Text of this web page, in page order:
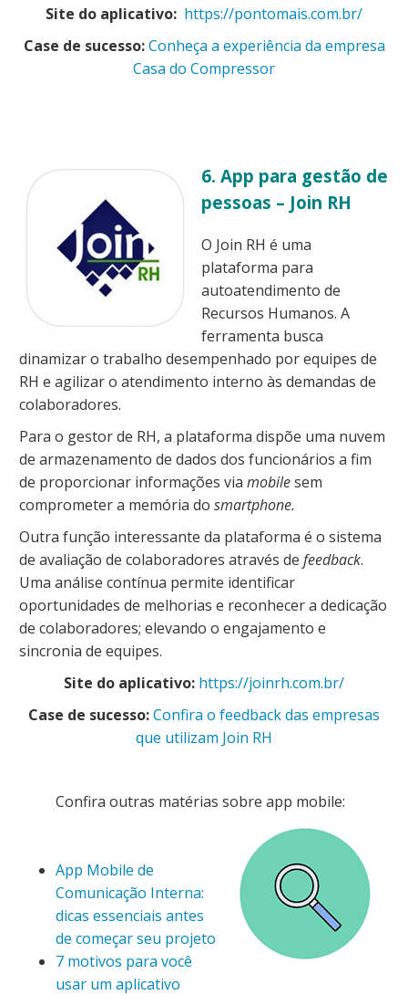
Site do aplicativo: https://pontomais.com.br/
Case de sucesso:Conheça a experiência da empresa
Casa do Compressor
6. App para gestão de
pessoas – Join RH
O Join RH é uma
plataforma para
autoatendimento de
Recursos Humanos. A
ferramenta busca
dinamizar o trabalho desempenhado por equipes de
RH e agilizar o atendimento interno às demandas de
colaboradores.
Para o gestor de RH, a plataforma dispõe uma nuvem
de armazenamento de dados dos funcionários a fim
de proporcionar informações via mobilesem
comprometer a memória do smartphone.
Outra função interessante da plataforma é o sistema
de avaliação de colaboradores através de feedback.
Uma análise contínua permite identificar
oportunidades de melhorias e reconhecer a dedicação
de colaboradores; elevando o engajamento e
sincronia de equipes.
Site do aplicativo: https://joinrh.com.br/
Case de sucesso:Confira o feedback das empresas
que utilizam Join RH
Confira outras matérias sobre app mobile:
App Mobile de
Comunicação Interna:
dicas essenciais antes
de começar seu projeto
7 motivos para você
usar um aplicativo